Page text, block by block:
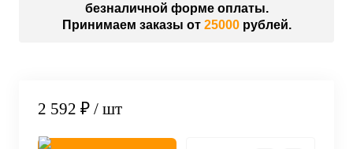
безналичной форме оплаты.
Принимаем заказы от 25000рублей.
2 592 ₽ / шт